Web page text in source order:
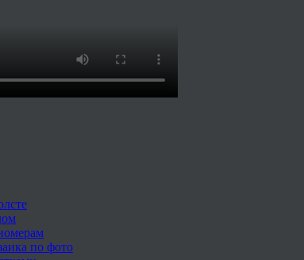
по фото